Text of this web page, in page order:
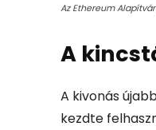
Az Ethereum
A
A kivonás
kezdte